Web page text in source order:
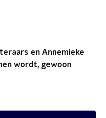
en Annemieke
wordt, gewoon